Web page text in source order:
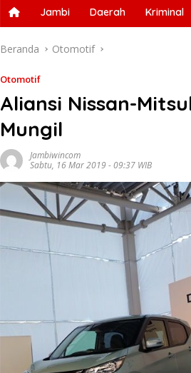
Jambi Daerah Kriminal
Beranda Otomotif
Otomotif
Aliansi Nissan-
Mungil
Jambiwincom
Sabtu, 16 Mar 2019 - 09:37 WIB